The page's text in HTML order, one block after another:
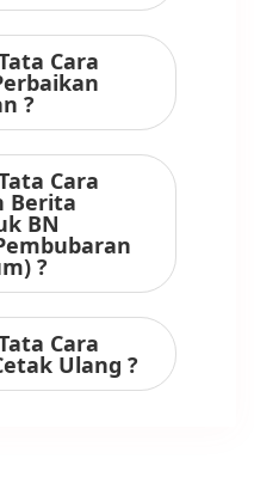
Cara
?
Cara
Berita
BN
?
Cara
Ulang ?